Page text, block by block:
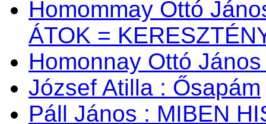
Homommay Ottó
ÁTOK =
Homonnay Ottó
József Atilla : Ősapám
Páll János : MIBEN